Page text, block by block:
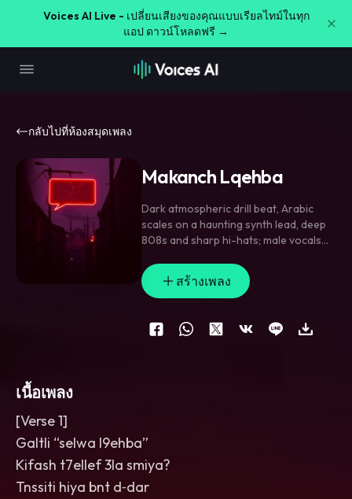
Voices AI Live - เปลี่ยนเสียงของคุณแบบเรียลไทม์ในทุก
แอป ดาวน์โหลดฟรี →
กลับไปที่ห้องสมุดเพลง
Makanch Lqehba
Dark atmospheric drill beat, Arabic
scales on a haunting synth lead, deep
808s and sharp hi-hats; male vocals
tucked wide in the stereo field. Hook
hits with doubled vocals and a pitched-
down shadow voice under the main
line,
energy staying menacing but
controlled.
สร้างเพลง
เนื้อเพลง
[Verse 1]
Galtli “selwa l9ehba”
Kifash t7ellef 3la smiya?
Tnssiti hiya bnt d‑dar